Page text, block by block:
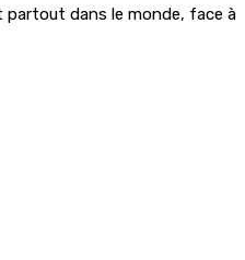
partout dans le monde, face à